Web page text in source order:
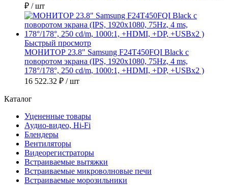
₽ / шт
Быстрый просмотр
МОНИТОР 23.8" Samsung F24T450FQI Black с
поворотом экрана (IPS, 1920x1080, 75Hz, 4 ms,
178°/178°, 250 cd/m, 1000:1, +HDMI, +DP, +USBx2 )
16 522.32 ₽ / шт
Каталог
Уцененные товары
Аудио-видео, Hi-Fi
Блендеры
Вентиляторы
Видеорегистраторы
Встраиваемые вытяжки
Встраиваемые микроволновые печи
Встраиваемые морозильники